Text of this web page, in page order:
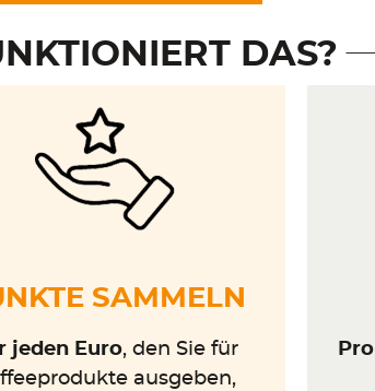
DAS?
SAMMELN
jeden Euro, den Sie für
ausgeben,